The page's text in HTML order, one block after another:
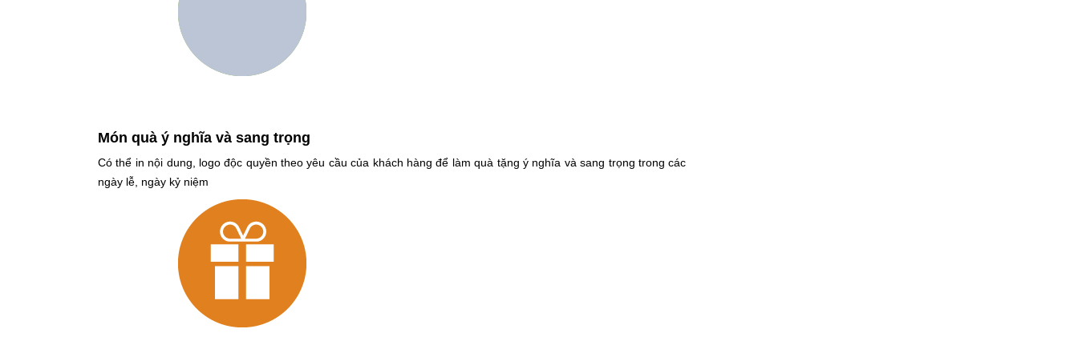
Món quà ý nghĩa và sang trọng
Có thể in nội dung, logo độc quyền theo yêu cầu của khách hàng để làm quà tặng ý nghĩa và sang trọng trong các
ngày lễ, ngày kỷ niệm